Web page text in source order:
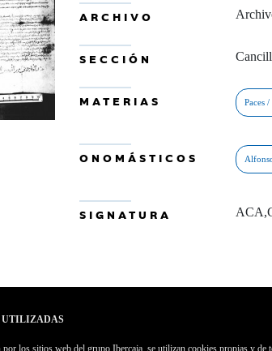
UTILIZADAS
los sitios web del grupo Ibercaja, se utilizan cookies propias y
ARCHIVO
SECCIÓN
MATERIAS
ONOMÁSTICOS
SIGNATURA